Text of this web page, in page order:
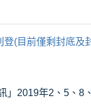
登(目前僅剩封底及
」2019年2、5、8